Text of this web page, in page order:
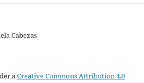
Cabezas
aCreative Commons Attribution 4.0